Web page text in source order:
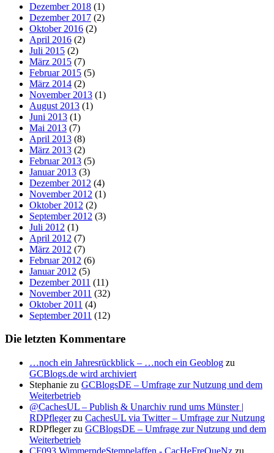
Dezember 2018 (1)
Dezember 2017 (2)
Oktober 2016 (2)
April 2016 (2)
Juli 2015 (2)
März 2015 (7)
Februar 2015 (5)
März 2014 (2)
November 2013 (1)
August 2013 (1)
Juni 2013 (1)
Mai 2013 (7)
April 2013 (8)
März 2013 (2)
Februar 2013 (5)
Januar 2013 (3)
Dezember 2012 (4)
November 2012 (1)
Oktober 2012 (2)
September 2012 (3)
Juli 2012 (1)
April 2012 (7)
März 2012 (7)
Februar 2012 (6)
Januar 2012 (5)
Dezember 2011 (11)
November 2011 (32)
Oktober 2011 (4)
September 2011 (12)
Die letzten Kommentare
…noch ein Jahresrückblick – …noch ein Geoblog zu
GCBlogs.de wird archiviert
Stephanie zu GCBlogsDE – Umfrage zur Nutzung und dem
Weiterbetrieb
@CachesUL – Publish & Unarchiv rund ums Münster |
RDPflegerzu CachesUL via Twitter – Umfrage zur Nutzung
RDPflegerzu GCBlogsDE – Umfrage zur Nutzung und dem
Weiterbetrieb